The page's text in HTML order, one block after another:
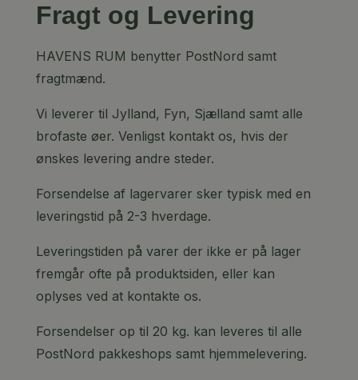
Fragt og Levering
HAVENS RUM benytter PostNord samt
fragtmænd.
Vi leverer til Jylland, Fyn, Sjælland samt alle
brofaste øer. Venligst kontakt os, hvis der
ønskes levering andre steder.
Forsendelse af lagervarer sker typisk med en
leveringstid på 2-3 hverdage.
Leveringstiden på varer der ikke er på lager
fremgår ofte på produktsiden, eller kan
oplyses ved at kontakte os.
Forsendelser op til 20 kg. kan leveres til alle
PostNord pakkeshops samt hjemmelevering.